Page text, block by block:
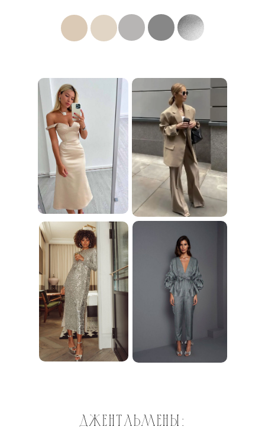
джентльмены: